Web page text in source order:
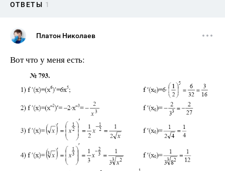
ОТВЕТЫ 1
Платон Николаев
Вот что у меня есть: